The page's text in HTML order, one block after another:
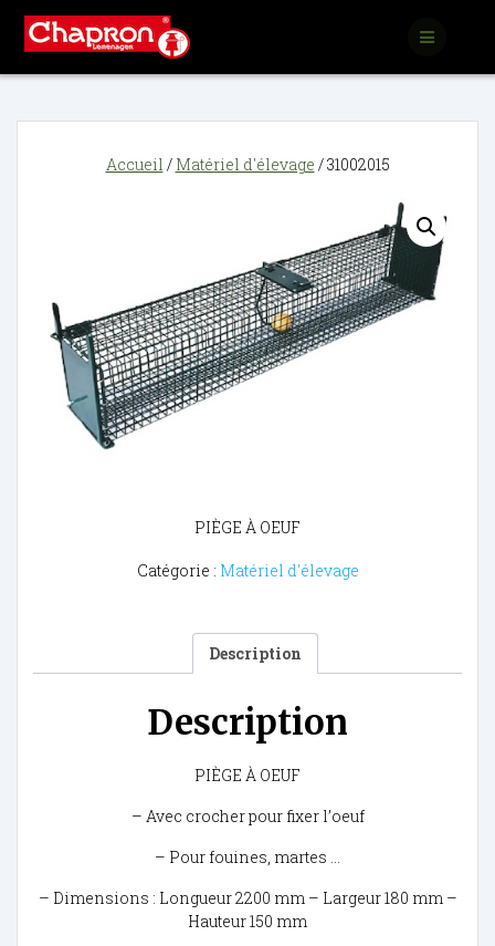
Accueil / Matériel d'élevage / 31002015
PIÈGE À OEUF
Catégorie : Matériel d'élevage
Description
Description
PIÈGE À OEUF
– Avec crocher pour fixer l’oeuf
– Pour fouines, martes …
– Dimensions : Longueur 2200 mm – Largeur 180 mm –
Hauteur 150 mm